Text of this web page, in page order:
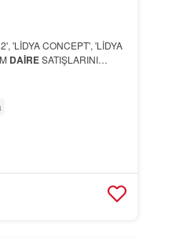
2', 'LİDYA CONCEPT', 'LİDYA
DAİRESATIŞLARINI
bankoları